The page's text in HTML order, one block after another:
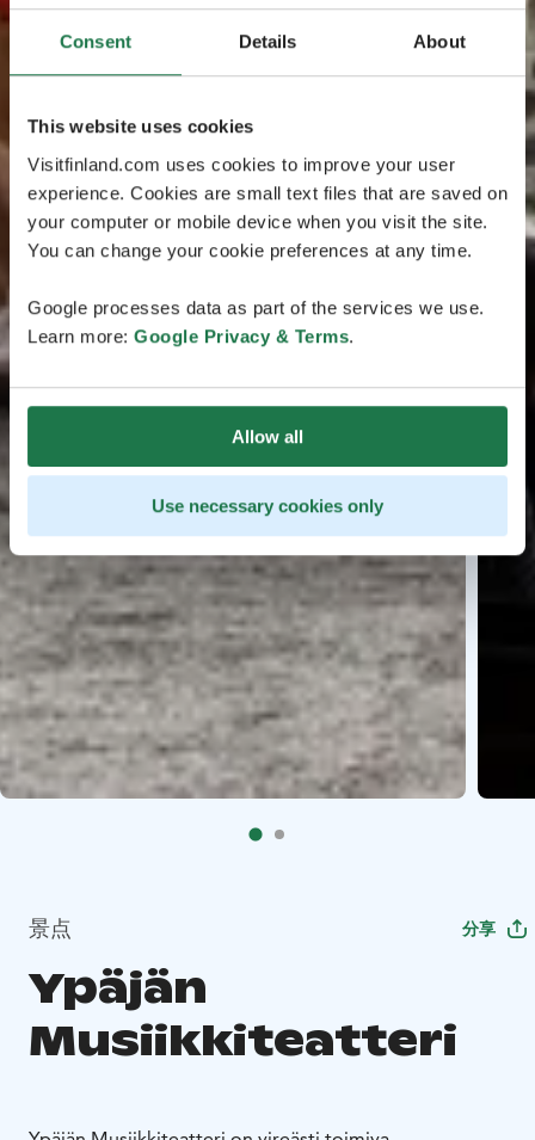
Consent Details About
This website uses cookies
Visitfinland.com uses cookies to improve your user
experience. Cookies are small text files that are saved on
your computer or mobile device when you visit the site.
You can change your cookie preferences at any time.
Google processes data as part of the services we use.
Learn more: Google Privacy & Terms.
Allow all
Use necessary cookies only
景点 分享
Ypäjän
Musiikkiteatteri